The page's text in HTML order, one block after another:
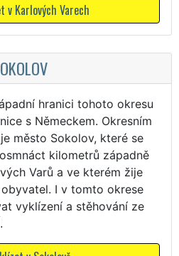
v Karlových Varech
hranici tohoto okresu
s Německem. Okresním
město Sokolov, které se
kilometrů západně
Varů a ve kterém žije
I v tomto okrese
vyklízení a stěhování ze